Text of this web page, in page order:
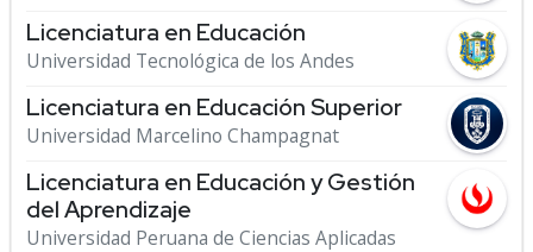
Licenciatura en Educación
Universidad Tecnológica de los Andes
Licenciatura en Educación Superior
Universidad Marcelino Champagnat
Licenciatura en Educación y Gestión
del Aprendizaje
Universidad Peruana de Ciencias Aplicadas